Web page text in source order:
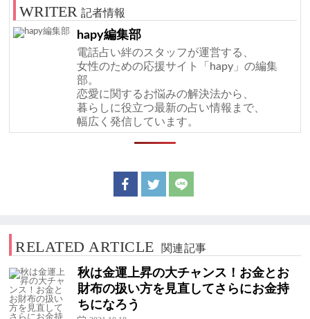
記者情報
hapy編集部
電話占い絆のスタッフが運営する、
女性のための応援サイト「hapy」の編集
部。
恋愛に関するお悩みの解決法から、
暮らしに役立つ最新の占い情報まで、
幅広く発信しています。
RELATED ARTICLE 関連記事
秋は金運上昇の大チャンス！お金とお
財布の扱い方を見直してさらにお金持
ちになろう